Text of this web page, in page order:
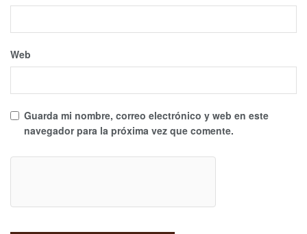
Web
Guarda mi nombre, correo electrónico y web en este
navegador para la próxima vez que comente.